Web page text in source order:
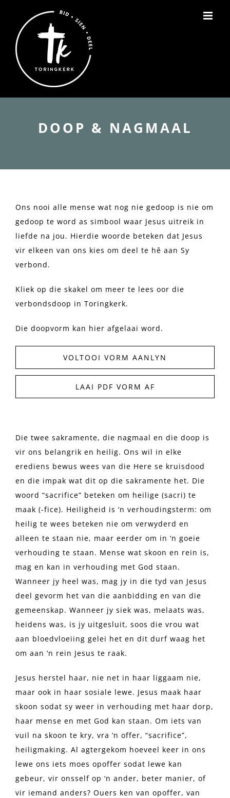
content
DOOP & NAGMAAL
Ons nooi alle mense wat nog nie gedoop is nie om
gedoop te word as simbool waar Jesus uitreik in
liefde na jou. Hierdie woorde beteken dat Jesus
vir elkeen van ons kies om deel te hê aan Sy
verbond.
Kliek op die skakel om meer te lees oor die
verbondsdoop in Toringkerk.
Die doopvorm kan hier afgelaai word.
VOLTOOI VORM AANLYN
LAAI PDF VORM AF
Die twee sakramente, die nagmaal en die doop is
vir ons belangrik en heilig. Ons wil in elke
erediens bewus wees van die Here se kruisdood
en die impak wat dit op die sakramente het. Die
woord “sacrifice” beteken om heilige (sacri) te
maak (-fice). Heiligheid is ‘n verhoudingsterm: om
heilig te wees beteken nie om verwyderd en
alleen te staan nie, maar eerder om in ‘n goeie
verhouding te staan. Mense wat skoon en rein is,
mag en kan in verhouding met God staan.
Wanneer jy heel was, mag jy in die tyd van Jesus
deel gevorm het van die aanbidding en van die
gemeenskap. Wanneer jy siek was, melaats was,
heidens was, is jy uitgesluit, soos die vrou wat
aan bloedvloeiing gelei het en dit durf waag het
om aan ‘n rein Jesus te raak.
Jesus herstel haar, nie net in haar liggaam nie,
maar ook in haar sosiale lewe. Jesus maak haar
skoon sodat sy weer in verhouding met haar dorp,
haar mense en met God kan staan. Om iets van
vuil na skoon te kry, vra ‘n offer, “sacrifice”,
heiligmaking. Al agtergekom hoeveel keer in ons
lewe ons iets moes opoffer sodat lewe kan
gebeur, vir onsself op ‘n ander, beter manier, of
vir iemand anders? Ouers ken van opoffer, van